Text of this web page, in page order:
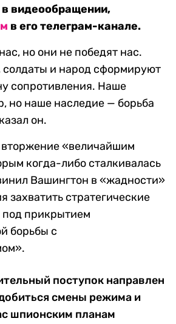
видеообращении,
в его телеграм-канале.
но они не победят нас.
и народ сформируют
сопротивления. Наше
но наше наследие — борьба
он.
«величайшим
когда-либо сталкивалась
Вашингтон в «жадности»
захватить стратегические
прикрытием
борьбы с
поступок направлен
смены режима и
шпионским планам